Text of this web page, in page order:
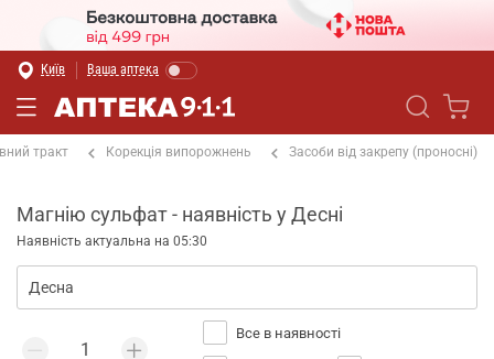
Київ Ваша аптека
тракт Корекція випорожнень Засоби від закрепу (проносні)
Магнію сульфат - наявність у Десні
Наявність актуальна на 05:30
Все в наявності